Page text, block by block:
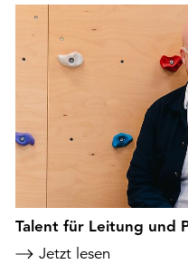
Talent für Leitung und
Jetzt lesen